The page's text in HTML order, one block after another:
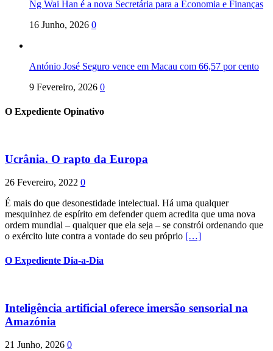
Ng Wai Han é a nova Secretária para a Economia e Finanças
16 Junho, 2026 0
António José Seguro vence em Macau com 66,57 por cento
9 Fevereiro, 2026 0
O Expediente Opinativo
Ucrânia. O rapto da Europa
26 Fevereiro, 2022 0
É mais do que desonestidade intelectual. Há uma qualquer
mesquinhez de espírito em defender quem acredita que uma nova
ordem mundial – qualquer que ela seja – se constrói ordenando que
o exército lute contra a vontade do seu próprio […]
O Expediente Dia-a-Dia
Inteligência artificial oferece imersão sensorial na
Amazónia
21 Junho, 2026 0